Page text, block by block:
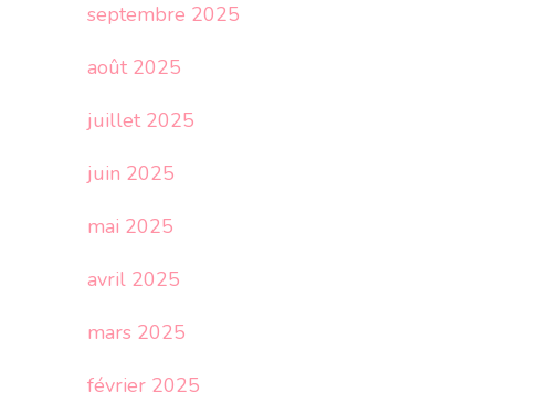
septembre 2025
août 2025
juillet 2025
juin 2025
mai 2025
avril 2025
mars 2025
février 2025